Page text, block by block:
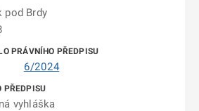
pod Brdy
6/2024
vyhláška